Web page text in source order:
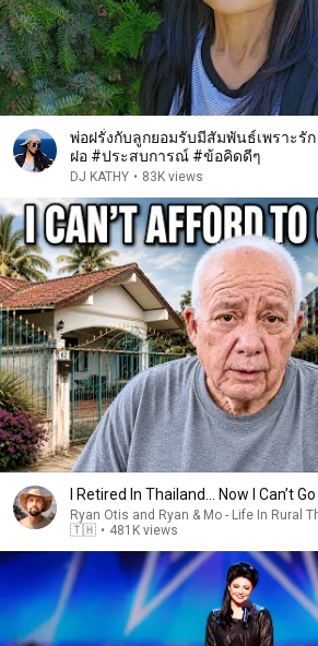
พ่อฝรั่งกับลูกยอมรับมีสัมพันธ์เพราะรัก
ฝอ #ประสบการณ์ #ข้อคิดดีๆ
DJ KATHY • 83K views
I Retired In Thailand… Now I Can’t
Ryan Otis and Ryan & Mo - Life In Rural
🇹🇭 • 481K views